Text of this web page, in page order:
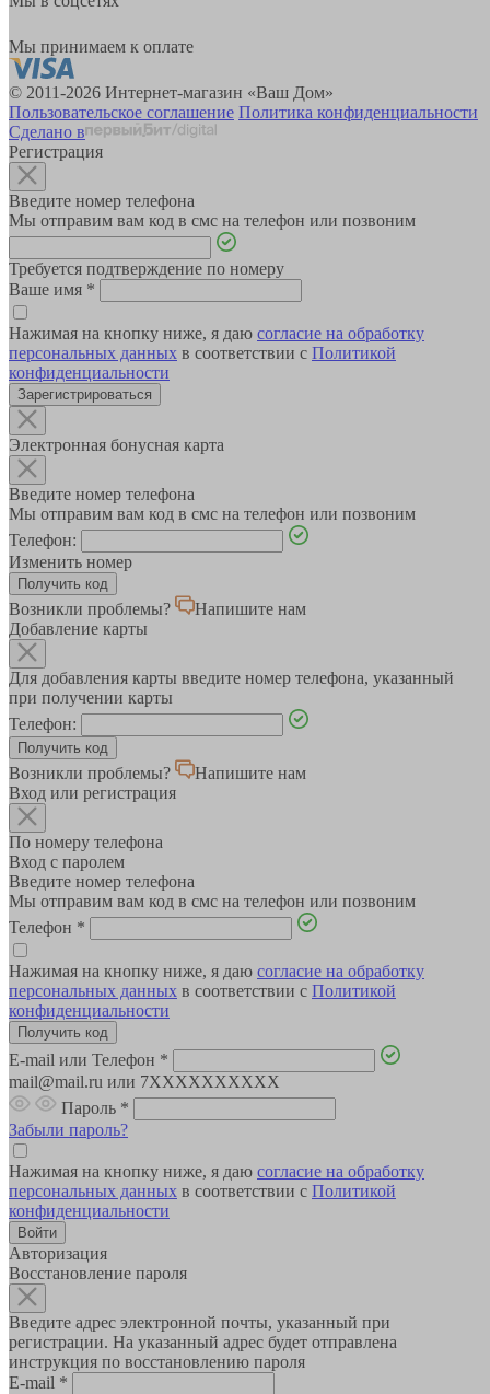
Мы принимаем к оплате
© 2011-2026 Интернет-магазин «Ваш Дом»
Пользовательское соглашение Политика конфиденциальности
Сделано в
Регистрация
Введите номер телефона
Мы отправим вам код в смс на телефон или позвоним
Требуется подтверждение по номеру
Ваше имя *
Нажимая на кнопку ниже, я даю согласие на обработку
персональных данных в соответствии с Политикой
конфиденциальности
Зарегистрироваться
Электронная бонусная карта
Введите номер телефона
Мы отправим вам код в смс на телефон или позвоним
Телефон:
Изменить номер
Возникли проблемы?
Напишите нам
Добавление карты
Для добавления карты введите номер телефона, указанный
при получении карты
Телефон:
Возникли проблемы?
Напишите нам
Вход или регистрация
По номеру телефона
Вход с паролем
Введите номер телефона
Мы отправим вам код в смс на телефон или позвоним
Телефон *
Нажимая на кнопку ниже, я даю согласие на обработку
персональных данных в соответствии с Политикой
конфиденциальности
E-mail или Телефон *
mail@mail.ru или 7XXXXXXXXXX
Пароль *
Забыли пароль?
Нажимая на кнопку ниже, я даю согласие на обработку
персональных данных в соответствии с Политикой
конфиденциальности
Авторизация
Восстановление пароля
Введите адрес электронной почты, указанный при
регистрации. На указанный адрес будет отправлена
инструкция по восстановлению пароля
E-mail *